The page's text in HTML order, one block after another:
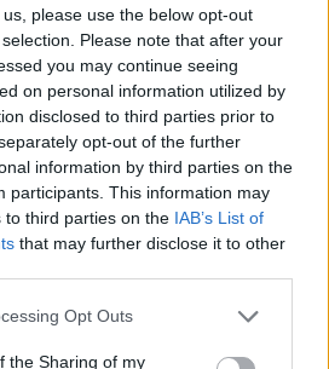
please use the below opt-out
Please note that after your
you may continue seeing
on personal information utilized by
disclosed to third parties prior to
opt-out of the further
information by third parties on the
participants. This information may
to third parties on the IAB’s List of
that may further disclose it to other
Opt Outs
the Sharing of my